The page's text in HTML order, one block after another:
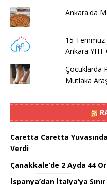
Ankara'da
15
Ankara YHT
Çocuklarda
Mutlaka
Caretta Caretta
Verdi
Çanakkale’de 2 Ayda 44
İspanya’dan İtalya’ya